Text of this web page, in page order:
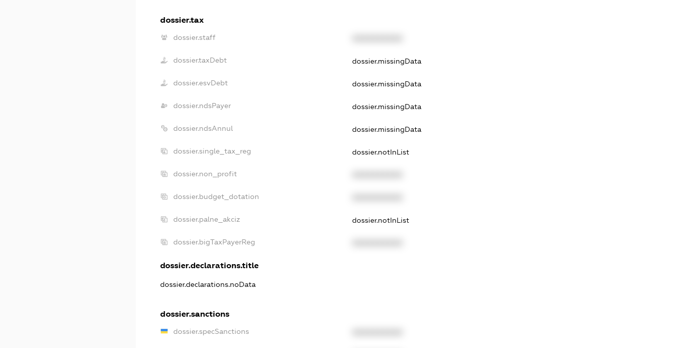
dossier.tax
dossier.staff
dossier.taxDebt dossier.missingData
dossier.esvDebt dossier.missingData
dossier.ndsPayer dossier.missingData
dossier.ndsAnnul dossier.missingData
dossier.single_tax_reg dossier.notInList
dossier.non_profit
dossier.budget_dotation
dossier.palne_akciz dossier.notInList
dossier.bigTaxPayerReg
dossier.declarations.title
dossier.declarations.noData
dossier.sanctions
dossier.specSanctions